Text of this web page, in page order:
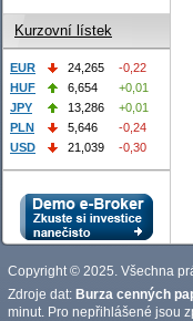
Kurzovní lístek
EUR 24,265
-0,22
HUF
6,654
+0,01
JPY
13,286
+0,01
PLN
5,646
-0,24
USD
21,039 -0,30
Copyright © 2025. Všechna
Zdroje dat: Burza cenných
minut. Pro nepřihlášené jsou